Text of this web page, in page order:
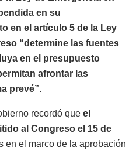
en su
en el artículo 5 de la Ley
“determine las fuentes
en el presupuesto
afrontar las
prevé”.
recordó que el
al Congreso el 15 de
en el marco de la aprobación